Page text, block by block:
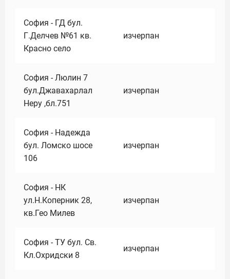
София - ГД бул.
Г.Делчев №61 кв.
Красно село
изчерпан
София - Люлин 7
бул.Джавахарлал
Неру ,бл.751
изчерпан
София - Надежда
бул. Ломско шосе
106
изчерпан
София - НК
ул.Н.Коперник 28,
кв.Гео Милев
изчерпан
София - ТУ бул. Св.
Кл.Охридски 8
изчерпан